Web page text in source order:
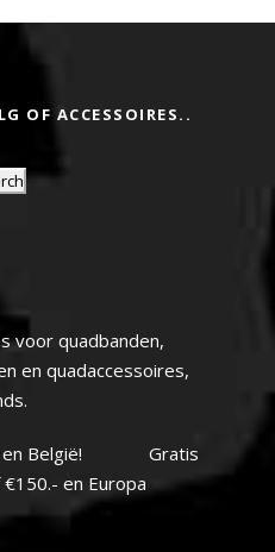
OF ACCESSOIRES..
voor quadbanden,
en quadaccessoires,
en België! Gratis
en Europa